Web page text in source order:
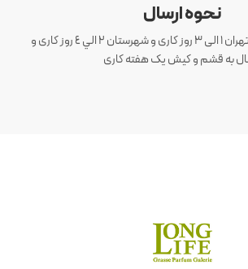
نحوه ارسال
ارسال سفارش های تهران 1 الی 3 روز کاری و شهرستان ٢ الي ٤ روز کاری و
به قشم و کیش یک هفته کاری